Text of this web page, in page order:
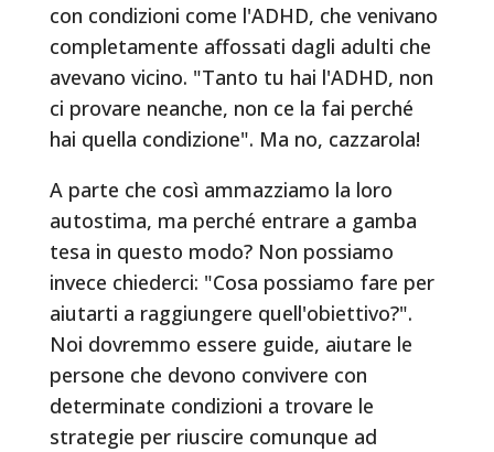
con condizioni come l'ADHD, che venivano
completamente affossati dagli adulti che
avevano vicino. "Tanto tu hai l'ADHD, non
ci provare neanche, non ce la fai perché
hai quella condizione". Ma no, cazzarola!
A parte che così ammazziamo la loro
autostima, ma perché entrare a gamba
tesa in questo modo? Non possiamo
invece chiederci: "Cosa possiamo fare per
aiutarti a raggiungere quell'obiettivo?".
Noi dovremmo essere guide, aiutare le
persone che devono convivere con
determinate condizioni a trovare le
strategie per riuscire comunque ad